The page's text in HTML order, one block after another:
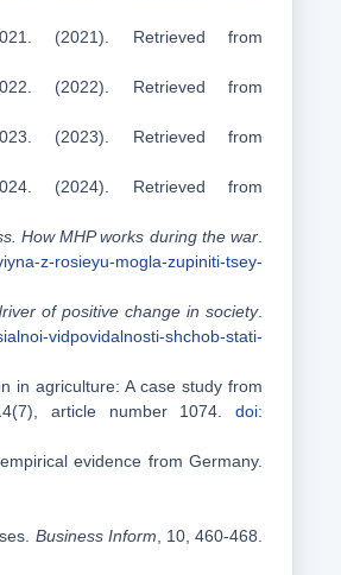
(2021). Retrieved from
(2022). Retrieved from
(2023). Retrieved from
(2024). Retrieved from
How MHP works during the war
z-rosieyu-mogla-zupiniti-tsey-
of positive change in society.
vidpovidalnosti-shchob-stati-
in agriculture: A case study from
article number 1074.doi:
evidence from Germany.
Business Inform , 10, 460-468.